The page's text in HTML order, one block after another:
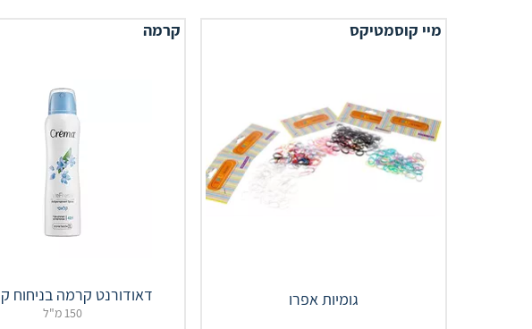
מיי קוסמטיקס
גומיות אפרו
קרמה
דאודורנט קרמה בניחוח
150 מ"ל